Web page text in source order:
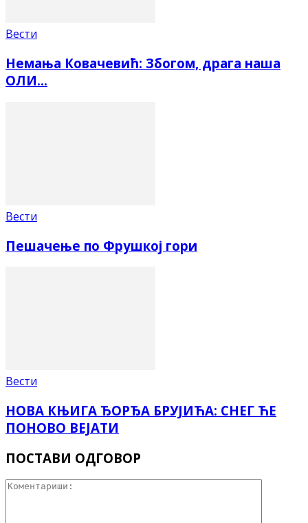
Вести
Немања Ковачевић: Збогом, драга наша
ОЛИ…
Вести
Пешачење по Фрушкој гори
Вести
НОВА КЊИГА ЂОРЂА БРУЈИЋА: СНЕГ ЋЕ
ПОНОВО ВЕЈАТИ
ПОСТАВИ ОДГОВОР